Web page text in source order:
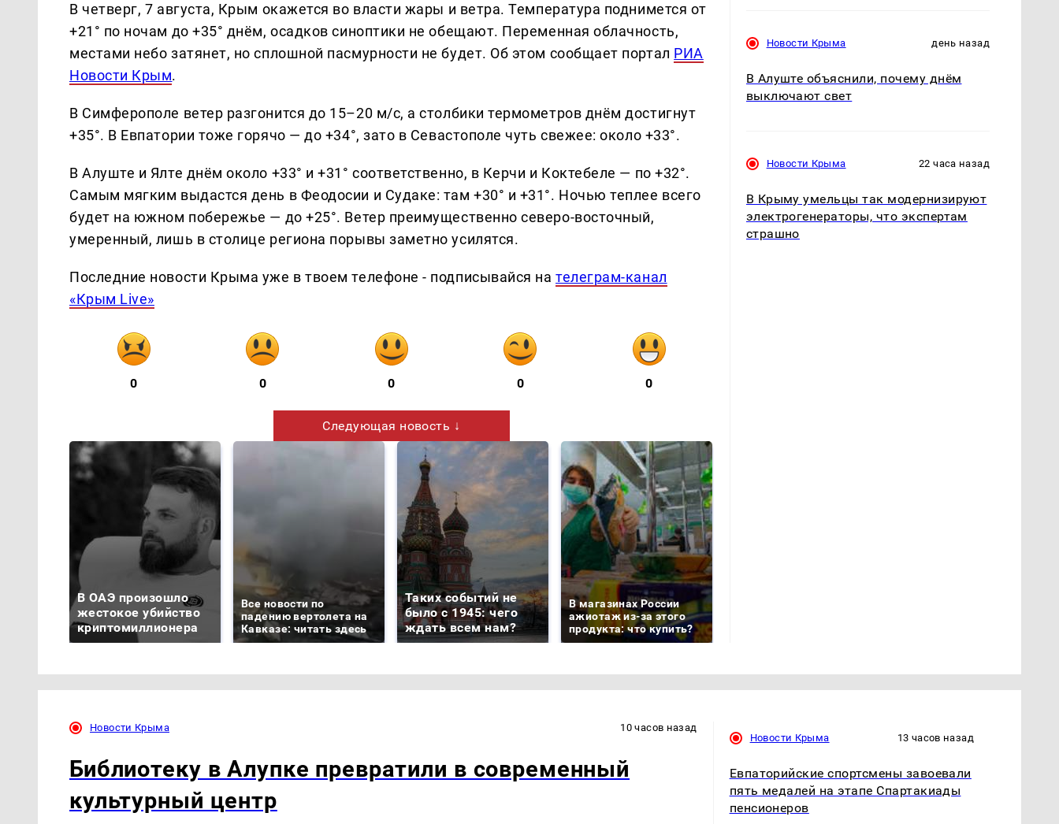
В четверг, 7 августа, Крым окажется во власти жары и ветра. Температура поднимется от
+21° по ночам до +35° днём, осадков синоптики не обещают. Переменная облачность,
местами небо затянет, но сплошной пасмурности не будет. Об этом сообщает портал РИА
Новости Крым.
В Симферополе ветер разгонится до 15–20 м/с, а столбики термометров днём достигнут
+35°. В Евпатории тоже горячо — до +34°, зато в Севастополе чуть свежее: около +33°.
В Алуште и Ялте днём около +33° и +31° соответственно, в Керчи и Коктебеле — по +32°.
Самым мягким выдастся день в Феодосии и Судаке: там +30° и +31°. Ночью теплее всего
будет на южном побережье — до +25°. Ветер преимущественно северо-восточный,
умеренный, лишь в столице региона порывы заметно усилятся.
Последние новости Крыма уже в твоем телефоне - подписывайся нателеграм-канал
«Крым Live»
0 0 0 0 0
Следующая новость ↓
В ОАЭ произошло
жестокое убийство
криптомиллионера
Все новости по
падению вертолета на
Кавказе: читать здесь
Таких событий не
было с 1945: чего
ждать всем нам?
В магазинах России
ажиотаж из-за этого
продукта: что купить?
Новости Крыма день назад
В Алуште объяснили, почему днём
выключают свет
Новости Крыма 22 часа назад
В Крыму умельцы так модернизируют
электрогенераторы, что экспертам
страшно
Новости Крыма 10 часов назад
Библиотеку в Алупке превратили в современный
культурный центр
Новости Крыма 13 часов назад
Евпаторийские спортсмены завоевали
пять медалей на этапе Спартакиады
пенсионеров